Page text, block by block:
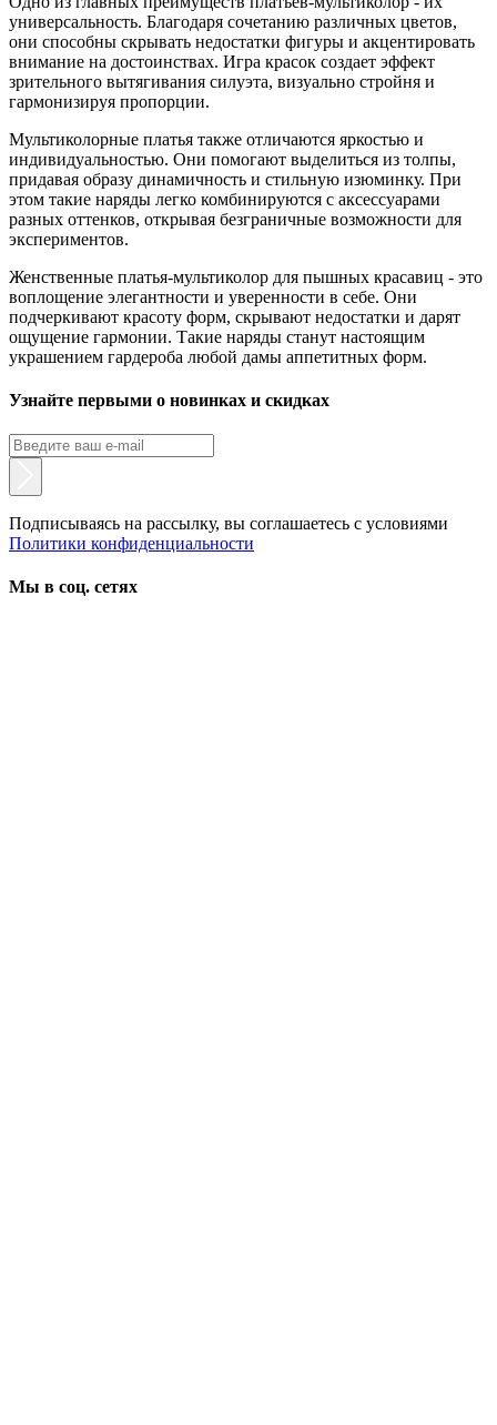
универсальность. Благодаря сочетанию различных цветов,
они способны скрывать недостатки фигуры и акцентировать
внимание на достоинствах. Игра красок создает эффект
зрительного вытягивания силуэта, визуально стройня и
гармонизируя пропорции.
Мультиколорные платья также отличаются яркостью и
индивидуальностью. Они помогают выделиться из толпы,
придавая образу динамичность и стильную изюминку. При
этом такие наряды легко комбинируются с аксессуарами
разных оттенков, открывая безграничные возможности для
экспериментов.
Женственные платья-мультиколор для пышных красавиц - это
воплощение элегантности и уверенности в себе. Они
подчеркивают красоту форм, скрывают недостатки и дарят
ощущение гармонии. Такие наряды станут настоящим
украшением гардероба любой дамы аппетитных форм.
Узнайте первыми о новинках и скидках
Подписываясь на рассылку, вы соглашаетесь с условиями
Политики конфиденциальности
Мы в соц. сетях